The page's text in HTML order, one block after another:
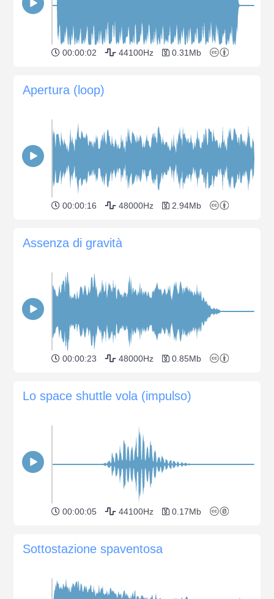
00:00:02 44100Hz 0.31Mb
Apertura (loop)
00:00:16 48000Hz 2.94Mb
Assenza di gravità
00:00:23 48000Hz 0.85Mb
Lo space shuttle vola (impulso)
00:00:05 44100Hz 0.17Mb
Sottostazione spaventosa